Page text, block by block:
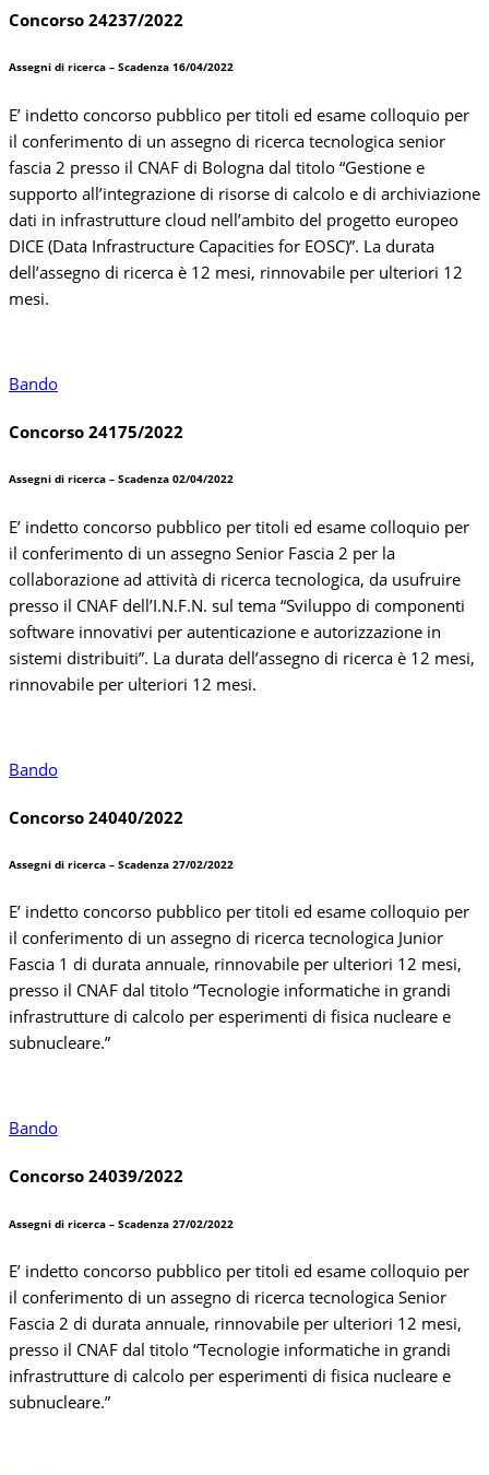
Concorso 24237/2022
Assegni di ricerca – Scadenza 16/04/2022
E’ indetto concorso pubblico per titoli ed esame colloquio per
il conferimento di un assegno di ricerca tecnologica senior
fascia 2 presso il CNAF di Bologna dal titolo “Gestione e
supporto all’integrazione di risorse di calcolo e di archiviazione
dati in infrastrutture cloud nell’ambito del progetto europeo
DICE (Data Infrastructure Capacities for EOSC)”. La durata
dell’assegno di ricerca è 12 mesi, rinnovabile per ulteriori 12
mesi.
Bando
Concorso 24175/2022
Assegni di ricerca – Scadenza 02/04/2022
E’ indetto concorso pubblico per titoli ed esame colloquio per
il conferimento di un assegno Senior Fascia 2 per la
collaborazione ad attività di ricerca tecnologica, da usufruire
presso il CNAF dell’I.N.F.N. sul tema “Sviluppo di componenti
software innovativi per autenticazione e autorizzazione in
sistemi distribuiti”. La durata dell’assegno di ricerca è 12 mesi,
rinnovabile per ulteriori 12 mesi.
Bando
Concorso 24040/2022
Assegni di ricerca – Scadenza 27/02/2022
E’ indetto concorso pubblico per titoli ed esame colloquio per
il conferimento di un assegno di ricerca tecnologica Junior
Fascia 1 di durata annuale, rinnovabile per ulteriori 12 mesi,
presso il CNAF dal titolo “Tecnologie informatiche in grandi
infrastrutture di calcolo per esperimenti di fisica nucleare e
subnucleare.”
Bando
Concorso 24039/2022
Assegni di ricerca – Scadenza 27/02/2022
E’ indetto concorso pubblico per titoli ed esame colloquio per
il conferimento di un assegno di ricerca tecnologica Senior
Fascia 2 di durata annuale, rinnovabile per ulteriori 12 mesi,
presso il CNAF dal titolo “Tecnologie informatiche in grandi
infrastrutture di calcolo per esperimenti di fisica nucleare e
subnucleare.”